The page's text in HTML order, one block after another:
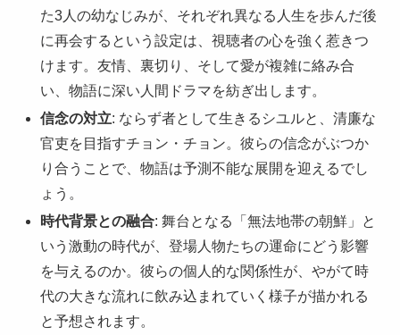
た3人の幼なじみが、それぞれ異なる人生を歩んだ後
に再会するという設定は、視聴者の心を強く惹きつ
けます。友情、裏切り、そして愛が複雑に絡み合
い、物語に深い人間ドラマを紡ぎ出します。
信念の対立: ならず者として生きるシユルと、清廉な
官吏を目指すチョン・チョン。彼らの信念がぶつか
り合うことで、物語は予測不能な展開を迎えるでし
ょう。
時代背景との融合: 舞台となる「無法地帯の朝鮮」と
いう激動の時代が、登場人物たちの運命にどう影響
を与えるのか。彼らの個人的な関係性が、やがて時
代の大きな流れに飲み込まれていく様子が描かれる
と予想されます。